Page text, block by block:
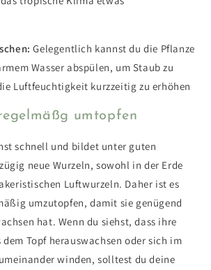
Gelegentlich kannst du die Pflanze
Wasser abspülen, um Staub zu
Luftfeuchtigkeit kurzzeitig zu erhöhen
umtopfen
schnell und bildet unter guten
neue Wurzeln, sowohl in der Erde
Luftwurzeln. Daher ist es
umzutopfen, damit sie genügend
hat. Wenn du siehst, dass ihre
Topf herauswachsen oder sich im
winden, solltest du deine